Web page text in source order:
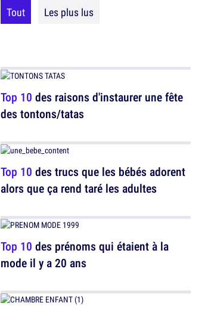
Tout Les plus lus
Top 10 des raisons d'instaurer une fête
des tontons/tatas
Top 10 des trucs que les bébés adorent
alors que ça rend taré les adultes
Top 10 des prénoms qui étaient à la
mode il y a 20 ans